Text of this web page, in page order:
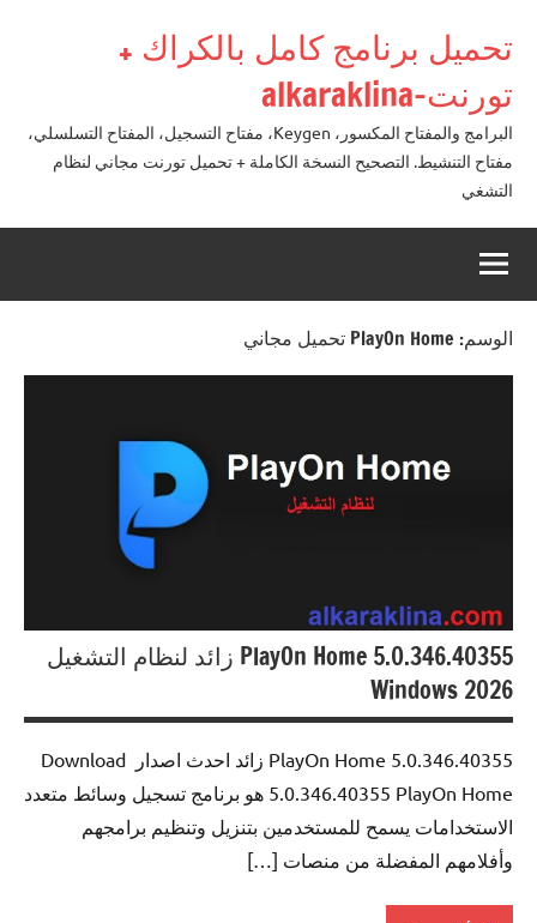
تحميل برنامج كامل بالكراك +
تورنت-alkaraklina
البرامج والمفتاح المكسور، Keygen، مفتاح التسجيل، المفتاح التسلسلي،
مفتاح التنشيط. التصحيح النسخة الكاملة + تحميل تورنت مجاني لنظام
التشغي
الوسم: PlayOn Home تحميل مجاني
PlayOn Home 5.0.346.40355 زائد لنظام التشغيل
Windows 2026
5.0.346.40355 PlayOn Home زائد احدث اصدار Download
5.0.346.40355 PlayOn Home هو برنامج تسجيل وسائط متعدد
الاستخدامات يسمح للمستخدمين بتنزيل وتنظيم برامجهم
وأفلامهم المفضلة من منصات […]